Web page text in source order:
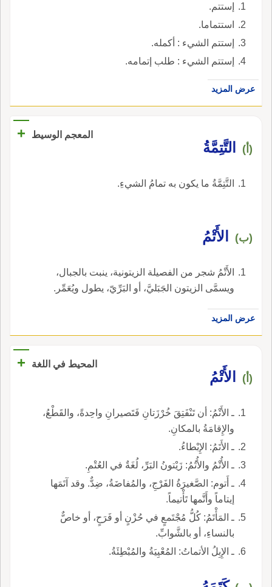
إستتم.
استتماما.
إستتم الشيء : أكمله.
إستتم الشيء : طلب إتمامه.
عرض المزيد
المعجم الوسيط +
(أ) التَّتِمَّةُ
التَّتِمَّةُ ما يكون به تمامُ الشيءِ.
(ب) الأَتْمُ
الأَتْمُ شجر من الفصيلة الزيتونية، ينبت بالجبال،
ويسمَّى الزيتون الجَبَليَّ، أو البَرِّيّ، يطول ويُعَمِّر.
عرض المزيد
المحيط في اللغة +
(أ) الأَتْمُ
ـ الأَتْمُ: أن تَنْفَتِقَ خُرْزَتانِ فَتَصيرانِ واحِدةً، والقَطْعُ،
والإِقامَةُ بالمكانِ.
ـ الأَتَمُ: الإِبْطاءُ.
ـ الأُتْمُ والأُتُمُ: زَيْتونُ البَرِّ، لُغَةٌ في العُتْمِ.
ـ أَتوم: الصَّغيرَةُ الفَرْجِ، والمُفاضَةُ، ضِدٌّ. وقد آتَمَها
إيتاماً وأَتَّمها تَأْتيماً.
ـ المَأْتَمُ: كُلُّ مُجْتَمعٍ في حُزْنٍ أو فَرَحٍ، أو خاصٌّ
بالنساءِ، أو بالشَّوابِّ.
ـ الإِبِلُ الأتماتُ: المُعْيِيَةُ والمُبْطِئَةُ.